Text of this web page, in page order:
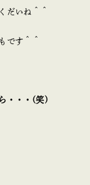
だいね＾＾
です＾＾
・・・(笑)